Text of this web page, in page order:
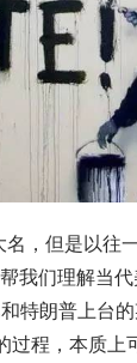
，但是以往
我们理解当
特朗普上台
过程，本质